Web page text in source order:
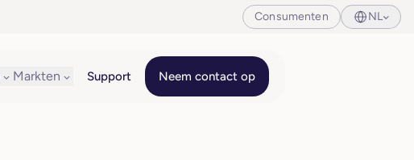
Consumenten NL
Markten Support Neem contact op